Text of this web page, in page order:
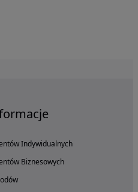
Indywidualnych
Biznesowych